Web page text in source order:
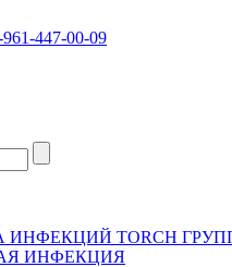
961-447-00-09
TORCH
ИНФЕКЦИЯ